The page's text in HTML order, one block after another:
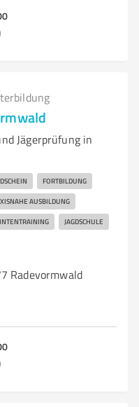
Jägerprüfung in
FORTBILDUNG
AUSBILDUNG
JAGDSCHULE
Radevormwald